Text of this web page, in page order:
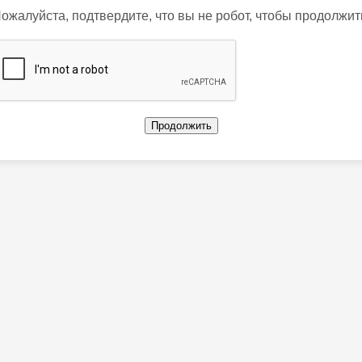
подтвердите, что вы не робот, чтобы
Продолжить